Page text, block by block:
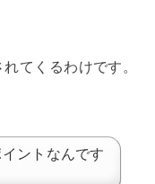
てくるわけです。
ントなんです